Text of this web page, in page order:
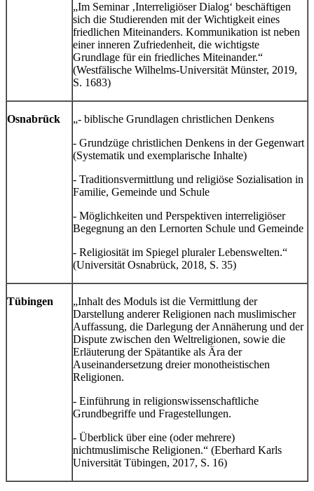
„Im Seminar ‚Interreligiöser Dialog‘ beschäftigen
sich die Studierenden mit der Wichtigkeit eines
friedlichen Miteinanders. Kommunikation ist neben
einer inneren Zufriedenheit, die wichtigste
Grundlage für ein friedliches Miteinander.“
(Westfälische Wilhelms-Universität Münster, 2019,
S. 1683)
Osnabrück
„- biblische Grundlagen christlichen Denkens
- Grundzüge christlichen Denkens in der Gegenwart
(Systematik und exemplarische Inhalte)
- Traditionsvermittlung und religiöse Sozialisation in
Familie, Gemeinde und Schule
- Möglichkeiten und Perspektiven interreligiöser
Begegnung an den Lernorten Schule und Gemeinde
- Religiosität im Spiegel pluraler Lebenswelten.“
(Universität Osnabrück, 2018, S. 35)
Tübingen
„Inhalt des Moduls ist die Vermittlung der
Darstellung anderer Religionen nach muslimischer
Auffassung, die Darlegung der Annäherung und der
Dispute zwischen den Weltreligionen, sowie die
Erläuterung der Spätantike als Ära der
Auseinandersetzung dreier monotheistischen
Religionen.
- Einführung in religionswissenschaftliche
Grundbegriffe und Fragestellungen.
- Überblick über eine (oder mehrere)
nichtmuslimische Religionen.“ (Eberhard Karls
Universität Tübingen, 2017, S. 16)